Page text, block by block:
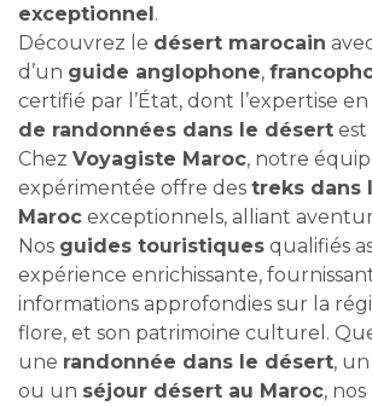
exceptionnel.
Découvrez le désert marocain
d’un guide anglophone,
certifié par l’État, dont l’expertise en
de randonnées dans le désert est
Chez Voyagiste Maroc, notre
expérimentée offre des treks dans
Maroc exceptionnels, alliant
Nos guides touristiques qualifiés
expérience enrichissante,
informations approfondies sur la
flore, et son patrimoine culturel.
une randonnée dans le désert, un
ou un séjour désert au Maroc, nos